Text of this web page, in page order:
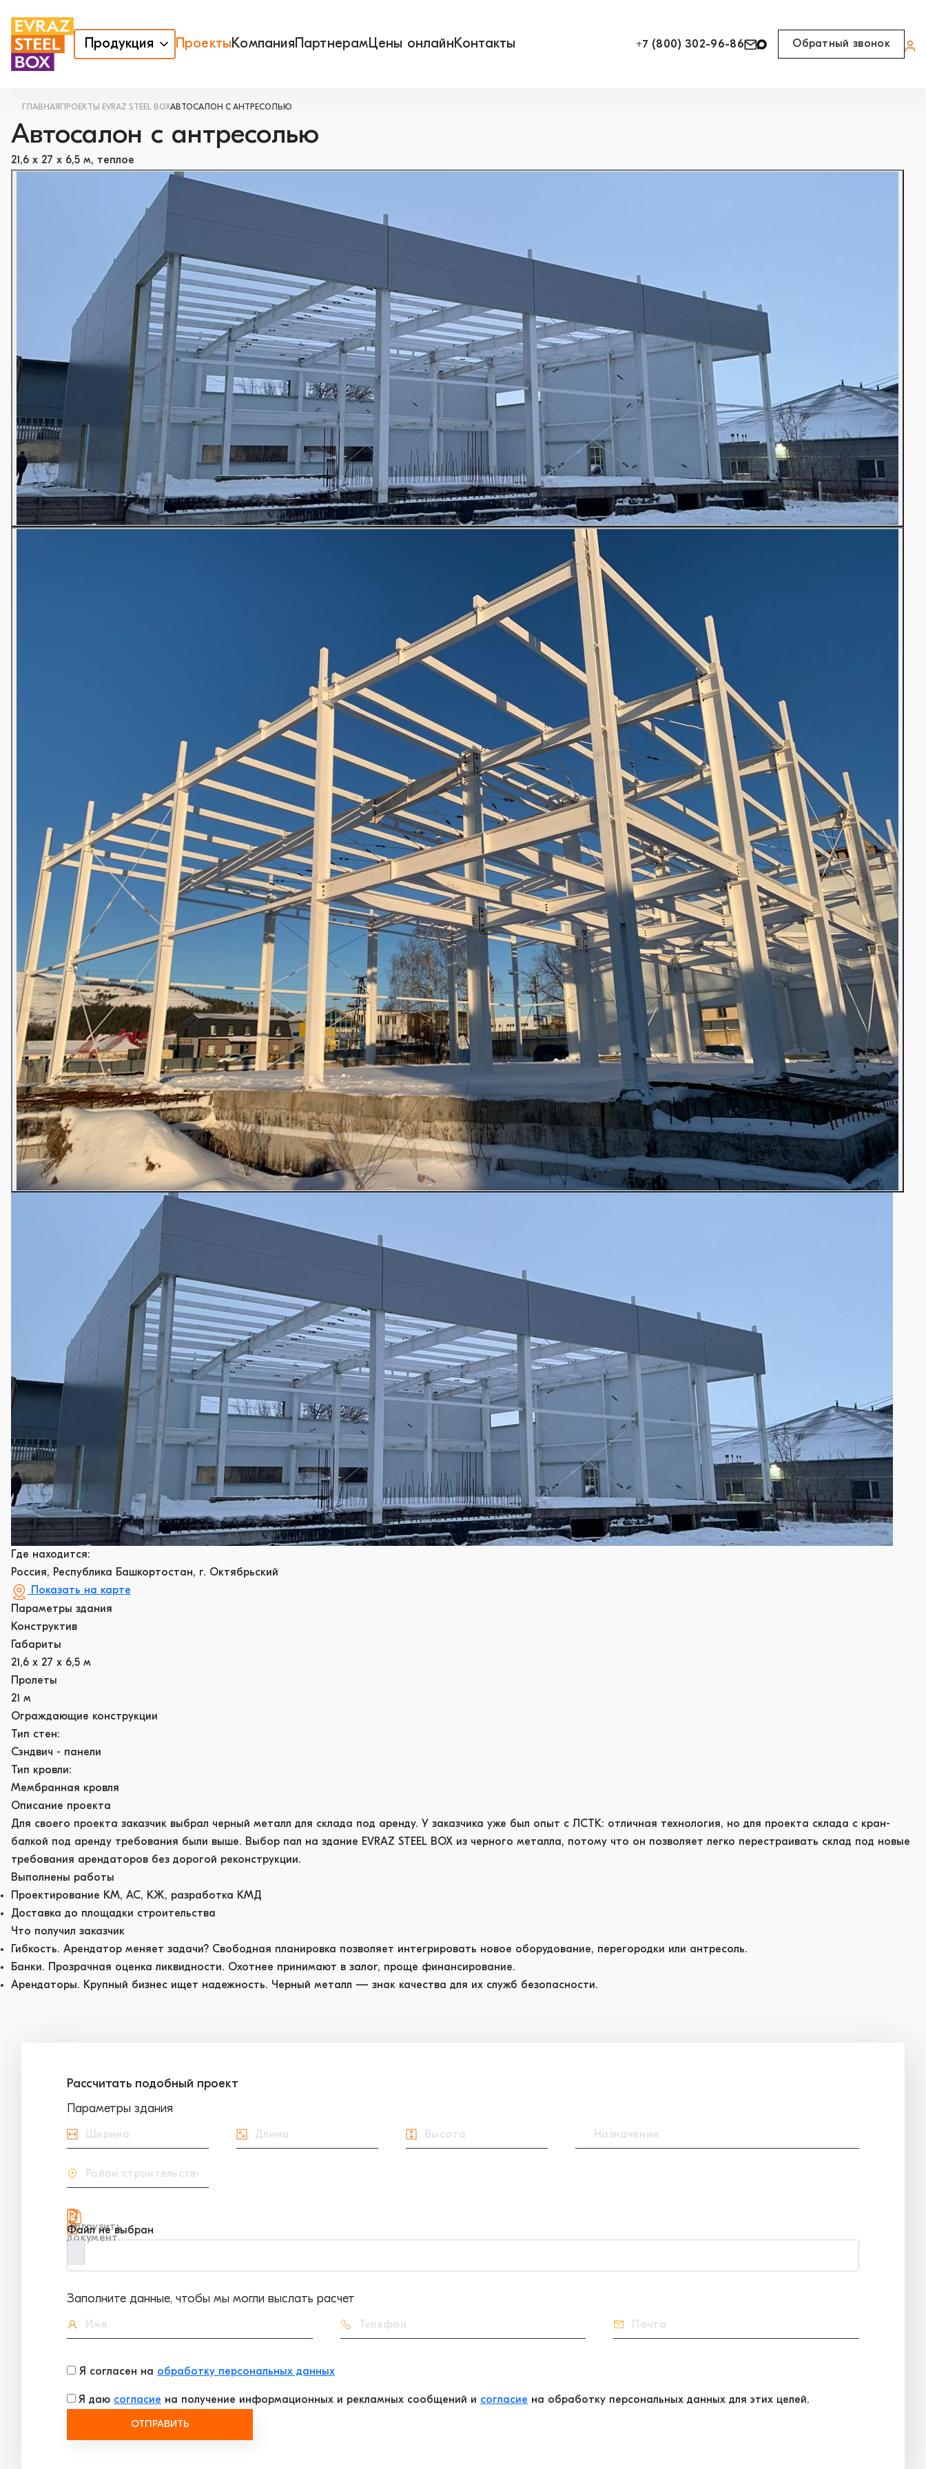
Продукция ПроектыКомпанияПартнерамЦены онлайнКонтакты +7 (800) 302-96-86 Обратный звонок
ГЛАВНАЯ ПРОЕКТЫ EVRAZ STEEL BOXАВТОСАЛОН С АНТРЕСОЛЬЮ
Автосалон с антресолью
21,6 х 27 х 6,5 м, теплое
Где находится:
Россия, Республика Башкортостан, г. Октябрьский
Показать на карте
Параметры здания
Конструктив
Габариты
21,6 х 27 х 6,5 м
Пролеты
21 м
Ограждающие конструкции
Тип стен:
Сэндвич - панели
Тип кровли:
Мембранная кровля
Описание проекта
Для своего проекта заказчик выбрал черный металл для склада под аренду. У заказчика уже был опыт с ЛСТК: отличная технология, но для проекта склада с кран-
балкой под аренду требования были выше. Выбор пал на здание EVRAZ STEEL BOX из черного металла, потому что он позволяет легко перестраивать склад под новые
требования арендаторов без дорогой реконструкции.
Выполнены работы
Проектирование КМ, АС, КЖ, разработка КМД
Доставка до площадки строительства
Что получил заказчик
Гибкость. Арендатор меняет задачи? Свободная планировка позволяет интегрировать новое оборудование, перегородки или антресоль.
Банки. Прозрачная оценка ликвидности. Охотнее принимают в залог, проще финансирование.
Арендаторы. Крупный бизнес ищет надежность. Черный металл — знак качества для их служб безопасности.
Рассчитать подобный проект
Параметры здания
Загрузить
документ
Файл не выбран
Заполните данные, чтобы мы могли выслать расчет
Я согласен на обработку персональных данных
Я даю согласие на получение информационных и рекламных сообщений и согласие на обработку персональных данных для этих целей.
ОТПРАВИТЬ